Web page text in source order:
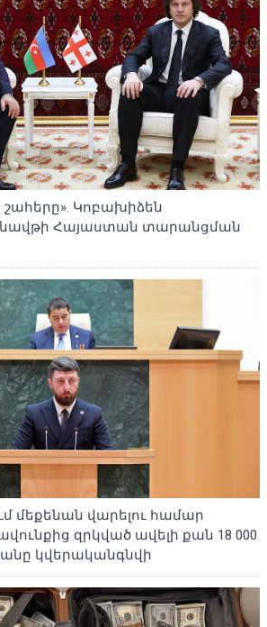
շահերը». Կոբախիձեն
Հայաստան տարանցման
մեքենան վարելու համար
զրկված ավելի քան 18 000
կվերականգնվի